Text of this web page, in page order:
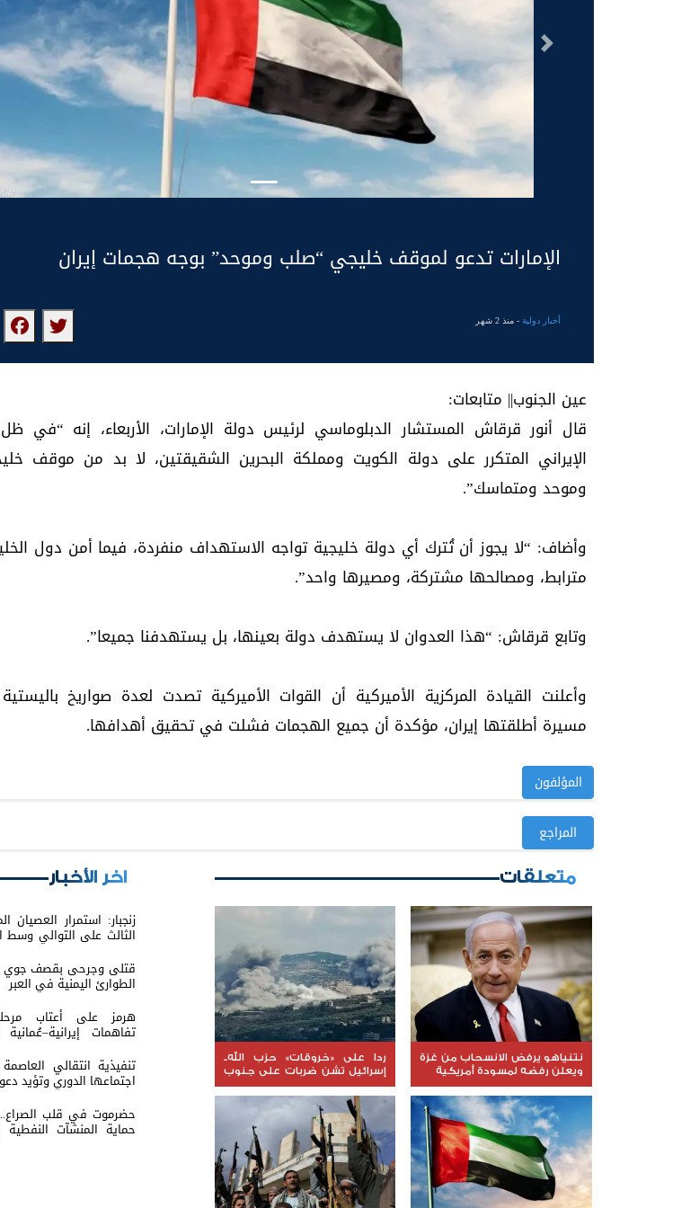
السابق
الإمارات تدعو لموقف خليجي “صلب وموحد” بوجه هجمات إيران
أخبار دولية- منذ 2 شهر
عين الجنوب|| متابعات:
قال أنور قرقاش المستشار الدبلوماسي لرئيس دولة الإمارات، الأربعاء، إنه “في
الإيراني المتكرر على دولة الكويت ومملكة البحرين الشقيقتين، لا بد من موقف
وموحد ومتماسك”.
وأضاف: “لا يجوز أن تُترك أي دولة خليجية تواجه الاستهداف منفردة، فيما أمن دول
مترابط، ومصالحها مشتركة، ومصيرها واحد”.
وتابع قرقاش: “هذا العدوان لا يستهدف دولة بعينها، بل يستهدفنا جميعا”.
وأعلنت القيادة المركزية الأميركية أن القوات الأميركية تصدت لعدة صواريخ
مسيرة أطلقتها إيران، مؤكدة أن جميع الهجمات فشلت في تحقيق أهدافها.
المؤلفون
المراجع
متعلقات
نتنياهو يرفض الانسحاب من غزة
ويعلن رفضه لمسودة أمريكية
ردا على «خروقات» حزب الله..
إسرائيل تشن ضربات على جنوب
لبنان
اخر الأخبار
زنجبار: استمرار العصيان
الثالث على التوالي وسط
تام وتفاعل شعبي واسع
قتلى وجرحى بقصف جوي
الطوارئ اليمنية في العبر
هرمز على أعتاب
تفاهمات
خريطة الملاحة في المضيق
تنفيذية انتقالي
اجتماعها الدوري وتؤيد
المدني ومطالب النقابات
حضرموت في قلب
حماية المنشآت
جديدة على الثروة